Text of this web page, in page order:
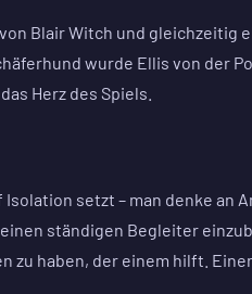
Blair Witch und gleichzeitig
wurde Ellis von der
Herz des Spiels.
setzt – man denke an
ständigen Begleiter
zu haben, der einem hilft.